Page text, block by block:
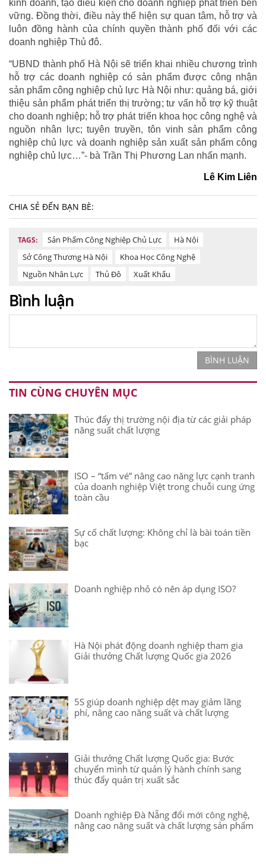
kinh doanh, tạo điều kiện cho doanh nghiệp phát triển bền
vững. Đồng thời, điều này thể hiện sự quan tâm, hỗ trợ và
luôn đồng hành của chính quyền thành phố đối với các
doanh nghiệp Thủ đô.
“UBND thành phố Hà Nội sẽ triển khai nhiều chương trình
hỗ trợ các doanh nghiệp có sản phẩm được công nhận
sản phẩm công nghiệp chủ lực Hà Nội như: quảng bá, giới
thiệu sản phẩm phát triển thị trường; tư vấn hỗ trợ kỹ thuật
cho doanh nghiệp; hỗ trợ phát triển khoa học công nghệ và
nguồn nhân lực; tuyên truyền, tôn vinh sản phẩm công
nghiệp chủ lực và doanh nghiệp sản xuất sản phẩm công
nghiệp chủ lực…”- bà Trần Thị Phương Lan nhấn mạnh.
Lê Kim Liên
CHIA SẺ ĐẾN BẠN BÈ:
TAGS: Sản Phẩm Công Nghiệp Chủ Lực
Hà Nội
Sở Công Thương Hà Nội
Khoa Học Công Nghệ
Nguồn Nhân Lực
Thủ Đô Xuất Khẩu
Bình luận
BÌNH LUẬN
TIN CÙNG CHUYÊN MỤC
Thúc đẩy thị trường nội địa từ các giải pháp
năng suất chất lượng
ISO – “tấm vé” nâng cao năng lực cạnh tranh
của doanh nghiệp Việt trong chuỗi cung ứng
toàn cầu
Sự cố chất lượng: Không chỉ là bài toán tiền
bạc
Doanh nghiệp nhỏ có nên áp dụng ISO?
Hà Nội phát động doanh nghiệp tham gia
Giải thưởng Chất lượng Quốc gia 2026
5S giúp doanh nghiệp dệt may giảm lãng
phí, nâng cao năng suất và chất lượng
Giải thưởng Chất lượng Quốc gia: Bước
chuyển mình từ quản lý hành chính sang
thúc đẩy quản trị xuất sắc
Doanh nghiệp Đà Nẵng đổi mới công nghệ,
nâng cao năng suất và chất lượng sản phẩm